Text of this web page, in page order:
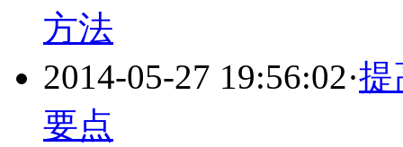
方法
2014-05-27 19:56:02·提
要点